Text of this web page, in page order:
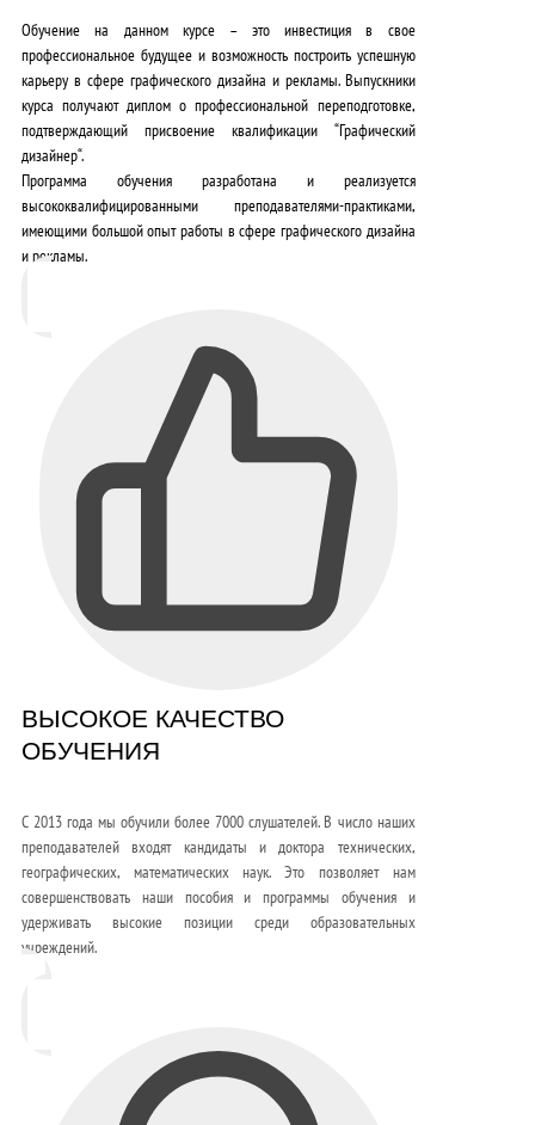
Обучение на данном курсе – это инвестиция в свое
профессиональное будущее и возможность построить успешную
карьеру в сфере графического дизайна и рекламы. Выпускники
курса получают диплом о профессиональной переподготовке,
подтверждающий присвоение квалификации “Графический
дизайнер“.
Программа обучения разработана и реализуется
высококвалифицированными преподавателями-практиками,
имеющими большой опыт работы в сфере графического дизайна
и рекламы.
ВЫСОКОЕ КАЧЕСТВО
ОБУЧЕНИЯ
С 2013 года мы обучили более 7000 слушателей. В число наших
преподавателей входят кандидаты и доктора технических,
географических, математических наук. Это позволяет нам
совершенствовать наши пособия и программы обучения и
удерживать высокие позиции среди образовательных
учреждений.